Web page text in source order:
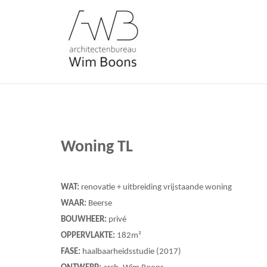
Home
Woning TL
WAT: renovatie + uitbreiding vrijstaande woning
WAAR: Beerse
BOUWHEER: privé
OPPERVLAKTE: 182m²
FASE: haalbaarheidsstudie (2017)